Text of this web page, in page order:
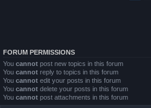
FORUM PERMISSIONS
You cannot post new topics in this forum
You cannot reply to topics in this forum
You cannot edit your posts in this forum
You cannot delete your posts in this forum
You cannot post attachments in this forum